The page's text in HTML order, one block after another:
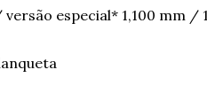
especial* 1,100 mm /